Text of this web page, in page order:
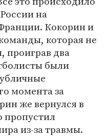
на
Кокорин и
которая не
проиграв два
были
момента за
же вернулся в
пропустил
из-за травмы.